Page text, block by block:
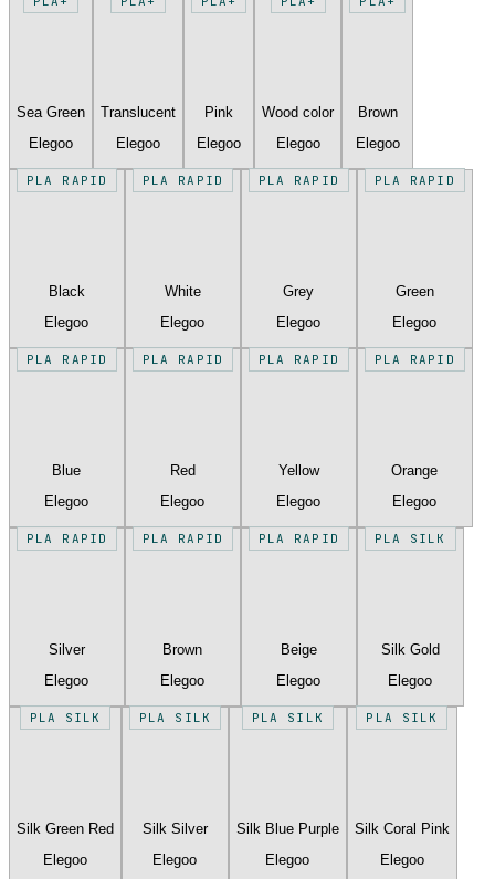
Sea Green
Elegoo
Translucent
Elegoo
Pink
Elegoo
Wood color
Elegoo
Brown
Elegoo
PLA RAPID
Black
Elegoo
PLA RAPID
White
Elegoo
PLA RAPID
Grey
Elegoo
PLA RAPID
Green
Elegoo
PLA RAPID
Blue
Elegoo
PLA RAPID
Red
Elegoo
PLA RAPID
Yellow
Elegoo
PLA RAPID
Orange
Elegoo
PLA RAPID
Silver
Elegoo
PLA RAPID
Brown
Elegoo
PLA RAPID
Beige
Elegoo
PLA SILK
Silk Gold
Elegoo
PLA SILK
Silk Green Red
Elegoo
PLA SILK
Silk Silver
Elegoo
PLA SILK
Silk Blue Purple
Elegoo
PLA SILK
Silk Coral Pink
Elegoo